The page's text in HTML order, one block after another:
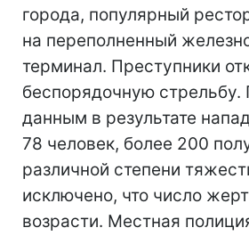
города, популярный
на переполненный
терминал. Преступники
беспорядочную
данным в результате
78 человек, более 200
различной степени
исключено, что число
возрасти. Местная